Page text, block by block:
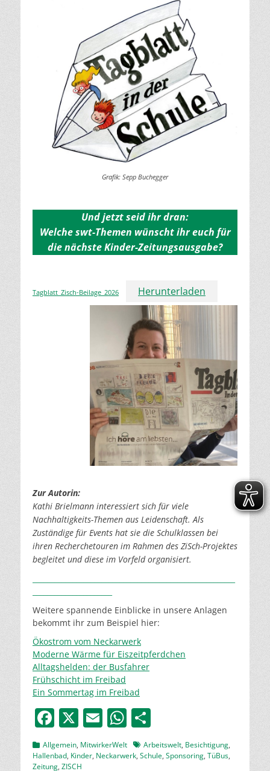
Grafik: Sepp Buchegger
Und jetzt seid ihr dran:
Welche swt-Themen wünscht ihr euch für
die nächste Kinder-Zeitungsausgabe?
Tagblatt_Zisch-Beilage_2026 Herunterladen
Zur Autorin:
Kathi Brielmann interessiert sich für viele
Nachhaltigkeits-Themen aus Leidenschaft. Als
Zuständige für Events hat sie die Schulklassen bei
ihren Recherchetouren im Rahmen des ZiSch-Projektes
begleitet und diese im Vorfeld organisiert.
Weitere spannende Einblicke in unsere Anlagen
bekommt ihr zum Beispiel hier:
Ökostrom vom Neckarwerk
Moderne Wärme für Eiszeitpferdchen
Alltagshelden: der Busfahrer
Frühschicht im Freibad
Ein Sommertag im Freibad
F
a
c
X E
m
ai
W
h
at
ei
le
Kategorien
Allgemein, MitwirkerWelt Schlagworte
Arbeitswelt, Besichtigung,
Hallenbad, Kinder, Neckarwerk, Schule, Sponsoring, TüBus,
Zeitung, ZISCH